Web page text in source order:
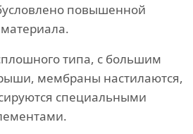
повышенной
типа, с большим
мембраны настилаются,
специальными